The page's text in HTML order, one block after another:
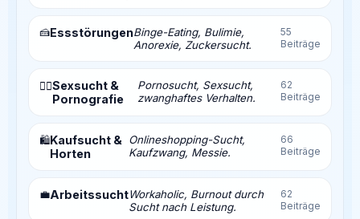
🍰EssstörungenBinge-Eating, Bulimie,
Anorexie, Zuckersucht.
55
Beiträge
❤️‍🔥Sexsucht &
Pornografie
Pornosucht, Sexsucht,
zwanghaftes Verhalten.
62
Beiträge
🛍️Kaufsucht &
Horten
Onlineshopping-Sucht,
Kaufzwang, Messie.
66
Beiträge
💼ArbeitssuchtWorkaholic, Burnout durch
Sucht nach Leistung.
62
Beiträge